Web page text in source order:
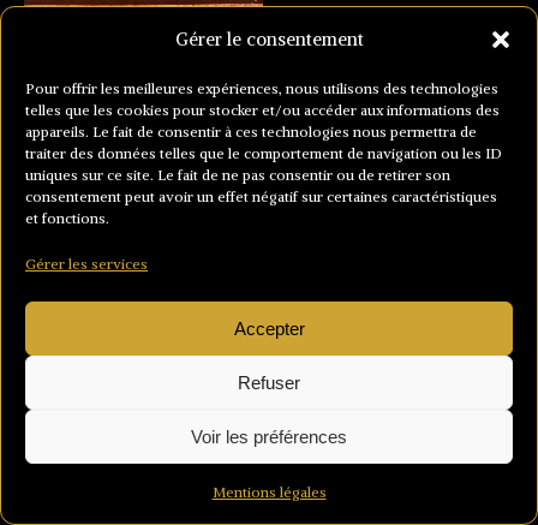
Gérer le consentement
Pour offrir les meilleures expériences, nous utilisons des technologies
telles que les cookies pour stocker et/ou accéder aux informations des
appareils. Le fait de consentir à ces technologies nous permettra de
traiter des données telles que le comportement de navigation ou les ID
uniques sur ce site. Le fait de ne pas consentir ou de retirer son
consentement peut avoir un effet négatif sur certaines caractéristiques
et fonctions.
Gérer les services
Accepter
Refuser
Voir les préférences
Mentions légales